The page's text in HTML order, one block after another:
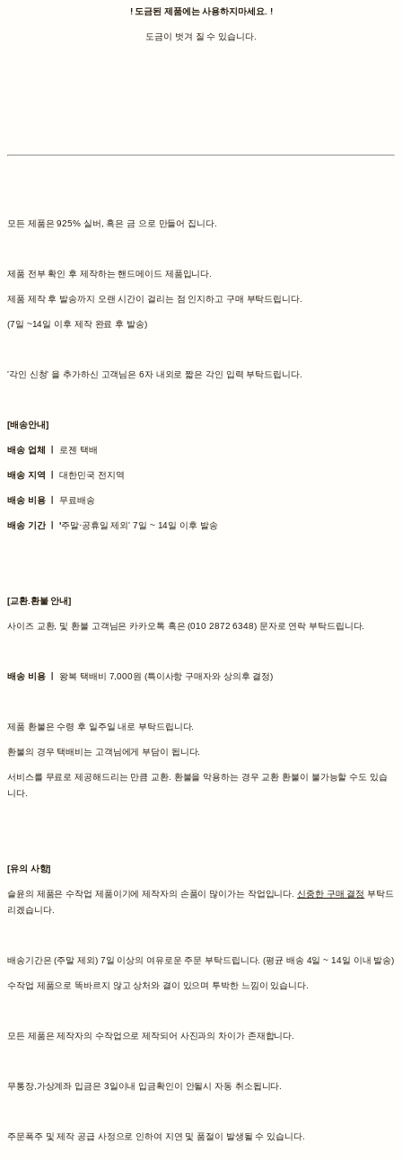
! 도금된 제품에는 사용하지마세요. !
도금이 벗겨 질 수 있습니다.
모든 제품은 925% 실버, 혹은 금 으로 만들어 집니다.
제품 전부 확인 후 제작하는 핸드메이드 제품입니다.
제품 제작 후 발송까지 오랜 시간이 걸리는 점 인지하고 구매 부탁드립니다.
(7일 ~14일 이후 제작 완료 후 발송)
'각인 신청' 을 추가하신 고객님은 6자 내외로 짧은 각인 입력 부탁드립니다.
[배송안내]
배송 업체 ㅣ 로젠 택배
배송 지역 ㅣ대한민국 전지역
배송 비용 ㅣ무료배송
배송 기간 ㅣ '주말·공휴일 제외' 7일 ~ 14일 이후 발송
[교환.환불 안내]
사이즈 교환, 및 환불 고객님은 카카오톡 혹은 (010 2872 6348) 문자로 연락 부탁드립니다.
배송 비용 ㅣ 왕복 택배비 7,000원 (특이사항 구매자와 상의후 결정)
제품 환불은 수령 후 일주일 내로 부탁드립니다.
환불의 경우 택배비는 고객님에게 부담이 됩니다.
서비스를 무료로 제공해드리는 만큼 교환. 환불을 악용하는 경우 교환 환불이 불가능할 수도 있습
니다.
[유의 사항]
슬윤의 제품은 수작업 제품이기에 제작자의 손품이 많이가는 작업입니다.신중한 구매 결정 부탁드
리겠습니다.
배송기간은 (주말 제외) 7일 이상의 여유로운 주문 부탁드립니다. (평균 배송 4일 ~ 14일 이내 발송)
수작업 제품으로 똑바르지 않고 상처와 결이 있으며 투박한 느낌이 있습니다.
모든 제품은 제작자의 수작업으로 제작되어 사진과의 차이가 존재합니다.
무통장,가상계좌 입금은 3일이내 입금확인이 안될시 자동 취소됩니다.
주문폭주 및 제작 공급 사정으로 인하여 지연 및 품절이 발생될 수 있습니다.